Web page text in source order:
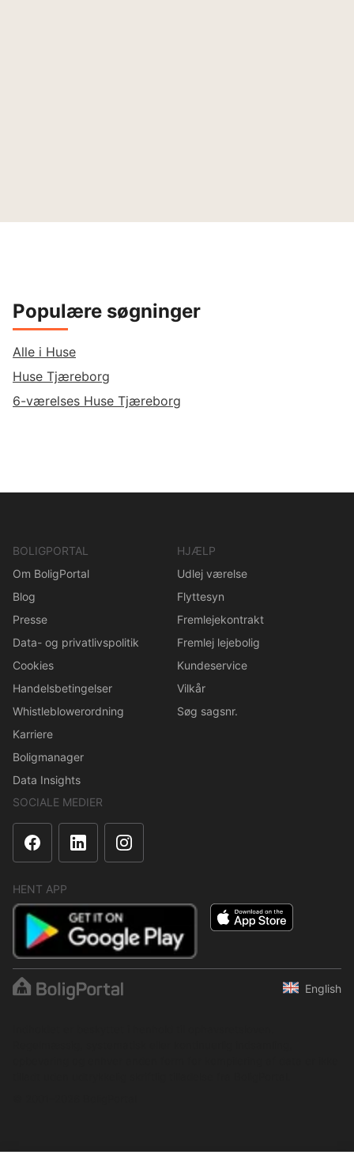
Populære søgninger
Alle i Huse
Huse Tjæreborg
6-værelses Huse Tjæreborg
BOLIGPORTAL
Om BoligPortal
Blog
Presse
Data- og privatlivspolitik
Cookies
Handelsbetingelser
Whistleblowerordning
Karriere
Boligmanager
Data Insights
HJÆLP
Udlej værelse
Flyttesyn
Fremlejekontrakt
Fremlej lejebolig
Kundeservice
Vilkår
Søg sagsnr.
SOCIALE MEDIER
HENT APP
English